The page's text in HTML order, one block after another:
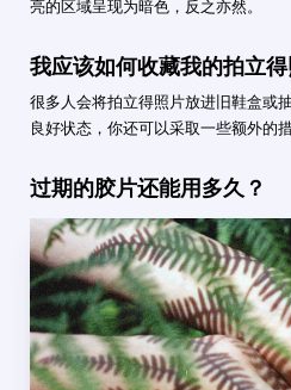
亮的区域呈现为暗色，反之亦然。
我应该如何收藏我的拍立得
很多人会将拍立得照片放进旧鞋盒或
良好状态，你还可以采取一些额外的措
过期的胶片还能用多久？